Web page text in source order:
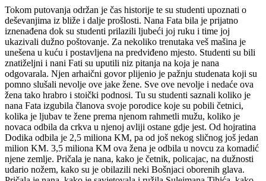
Tokom putovanja održan je čas historije te su studenti upoznati o
deševanjima iz bliže i dalje prošlosti. Nana Fata bila je prijatno
iznenađena dok su studenti prilazili ljubeći joj ruku i time joj
ukazivali dužno poštovanje. Za nekoliko trenutaka veš mašina je
unešena u kuću i postavljena na predviđeno mjesto. Studenti su bili
znatiželjni i nani Fati su uputili niz pitanja na koja je nana
odgovarala. Njen arhaični govor plijenio je pažnju studenata koji su
pomno slušali nevolje ove jake žene. Sve ove nevolje i nedaće ova
žena tako hrabro i stoički podnosi. Tu su studenti saznali koliko je
nana Fata izgubila članova svoje porodice koje su pobili četnici,
kolika je ljubav te žene prema njenom rahmetli mužu, koliko je
novaca odbila da crkva u njenoj avliji ostane gdje jest. Od hojratina
Dodika odbila je 2,5 miliona KM, pa od još nekog sličnog još jedan
milion KM. 3,5 miliona KM ova žena je odbila u novcu za komadić
njene zemlje. Pričala je nana, kako je četnik, policajac, na dužnosti
udario nožem, kako su je obilazili neki Bošnjaci oborenih glava.